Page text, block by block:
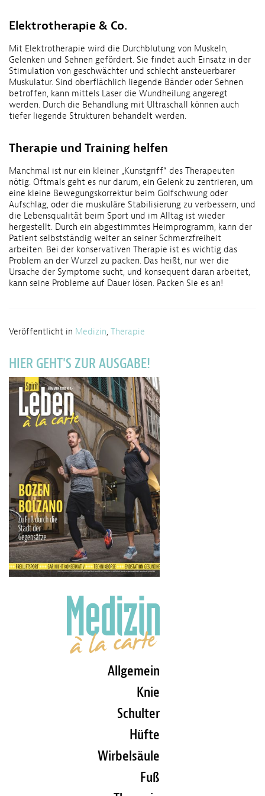
Elektrotherapie & Co.
Mit Elektrotherapie wird die Durchblutung von Muskeln,
Gelenken und Sehnen gefördert. Sie findet auch Einsatz in der
Stimulation von geschwächter und schlecht ansteuerbarer
Muskulatur. Sind oberflächlich liegende Bänder oder Sehnen
betroffen, kann mittels Laser die Wundheilung angeregt
werden. Durch die Behandlung mit Ultraschall können auch
tiefer liegende Strukturen behandelt werden.
Therapie und Training helfen
Manchmal ist nur ein kleiner „Kunstgriff“ des Therapeuten
nötig. Oftmals geht es nur darum, ein Gelenk zu zentrieren, um
eine kleine Bewegungskorrektur beim Golfschwung oder
Aufschlag, oder die muskuläre Stabilisierung zu verbessern, und
die Lebensqualität beim Sport und im Alltag ist wieder
hergestellt. Durch ein abgestimmtes Heimprogramm, kann der
Patient selbstständig weiter an seiner Schmerzfreiheit
arbeiten. Bei der konservativen Therapie ist es wichtig das
Problem an der Wurzel zu packen. Das heißt, nur wer die
Ursache der Symptome sucht, und konsequent daran arbeitet,
kann seine Probleme auf Dauer lösen. Packen Sie es an!
Veröffentlicht in Medizin, Therapie
Allgemein
Knie
Schulter
Hüfte
Wirbelsäule
Fuß
HIER GEHT'S ZUR AUSGABE!